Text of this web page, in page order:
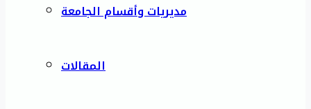
مديريات وأقسام الجامعة
المقالات